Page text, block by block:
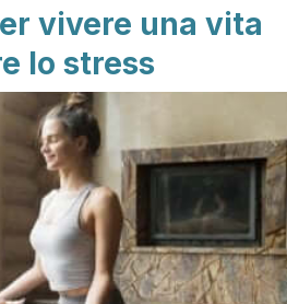
vivere una vita
lo stress